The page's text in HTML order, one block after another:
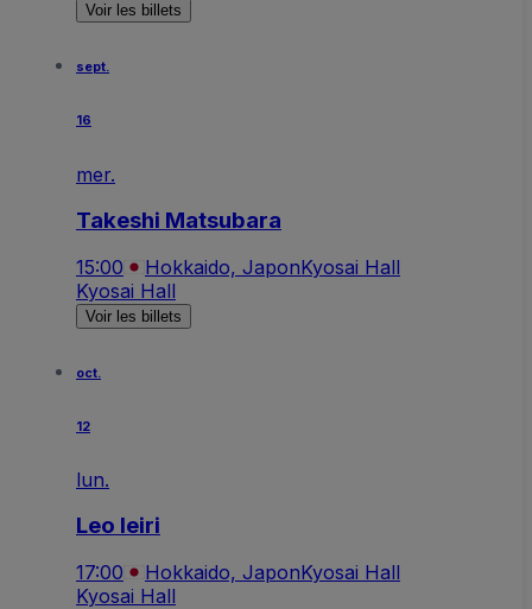
Voir les billets
sept.
16
mer.
Takeshi Matsubara
15:00 Hokkaido, JaponKyosai Hall
Kyosai Hall
Voir les billets
oct.
12
lun.
Leo Ieiri
17:00 Hokkaido, JaponKyosai Hall
Kyosai Hall